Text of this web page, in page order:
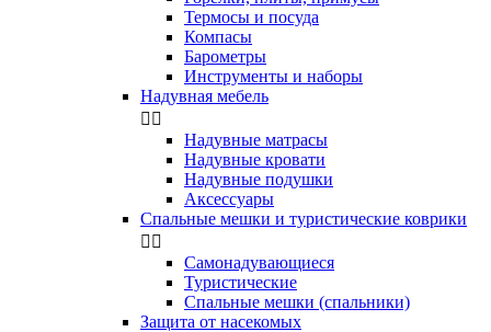
Термосы и посуда
Компасы
Бapoмeтpы
Инструменты и наборы
Надувная мебель
 
Надувные матрасы
Надувные кровати
Надувные подушки
Аксессуары
Спальные мешки и туристические коврики
 
Самонадувающиеся
Туристические
Спальные мешки (спальники)
Защита от насекомых